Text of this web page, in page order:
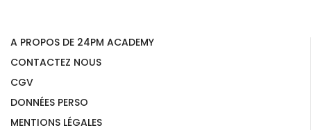
A PROPOS DE 24PM ACADEMY
CONTACTEZ NOUS
CGV
DONNÉES PERSO
MENTIONS LÉGALES